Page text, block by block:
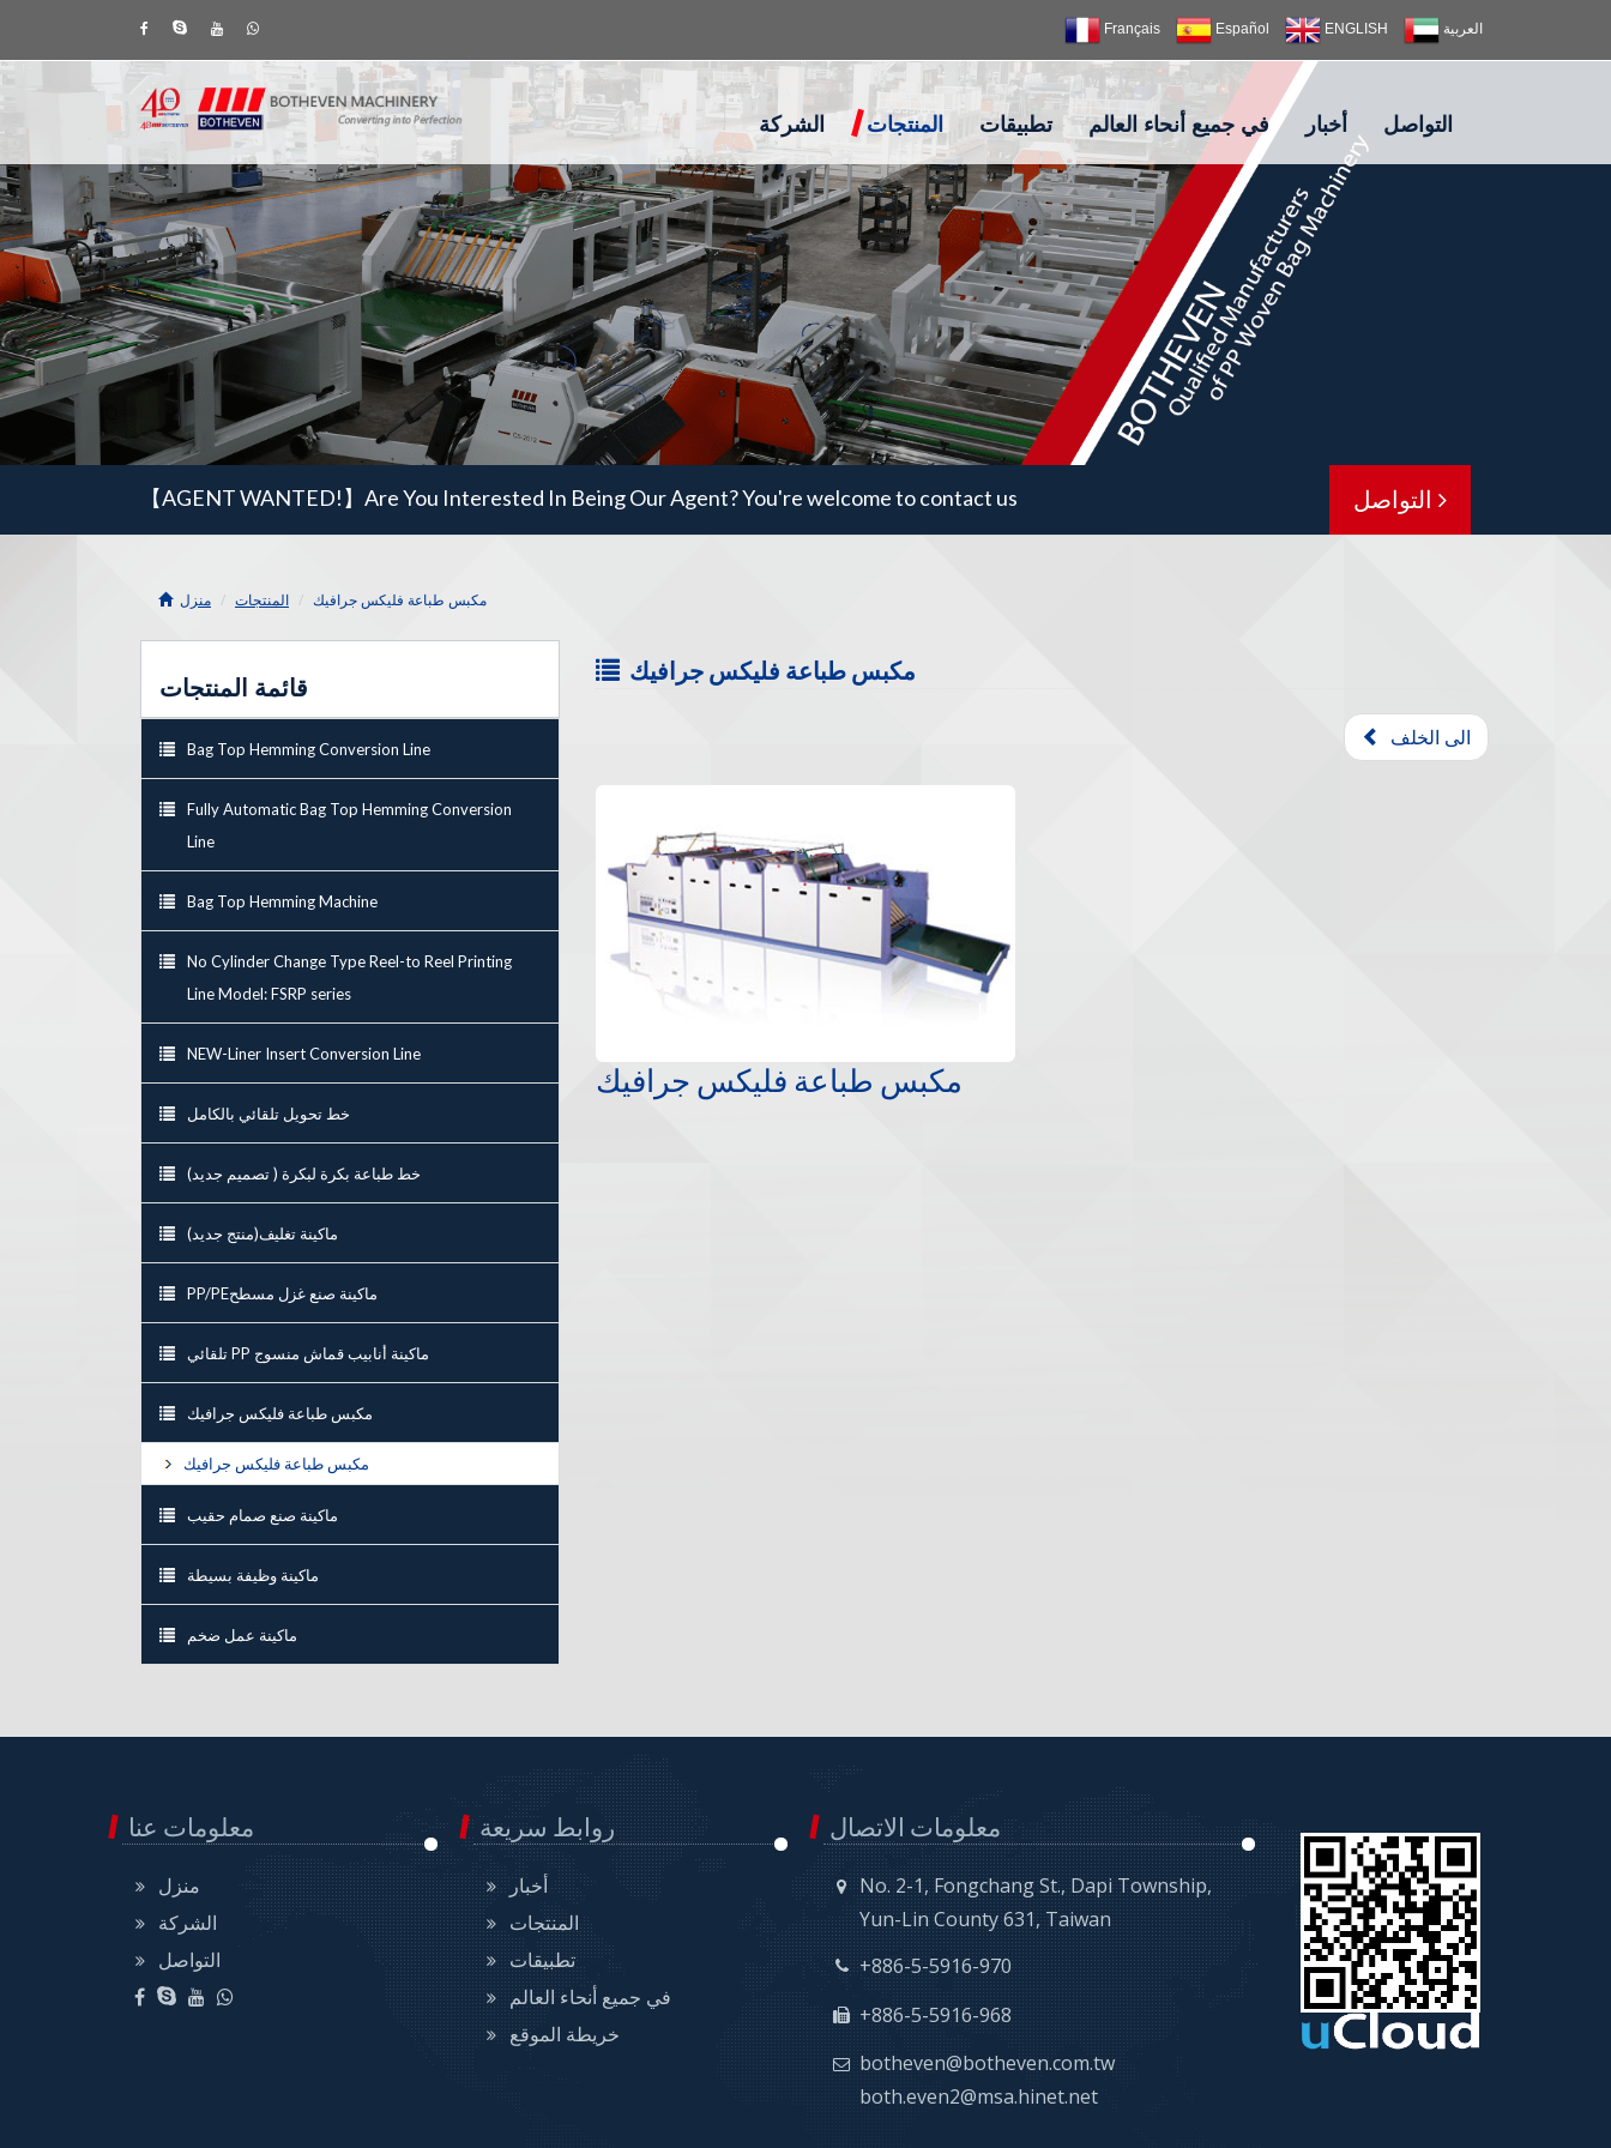
Français Español ENGLISH العربية
الشركة المنتجات تطبيقات في جميع أنحاء العالم أخبار التواصل
【AGENT WANTED!】 Are You Interested In Being Our Agent? You're welcome to contact us
منزل المنتجات مكبس طباعة فليكس جرافيك
مكبس طباعة فليكس جرافيك
الى الخلف
مكبس طباعة فليكس جرافيك
قائمة المنتجات
Bag Top Hemming Conversion Line
Fully Automatic Bag Top Hemming Conversion
Line
Bag Top Hemming Machine
No Cylinder Change Type Reel-to Reel Printing
Line Model: FSRP series
NEW-Liner Insert Conversion Line
خط تحويل تلقائي بالكامل
خط طباعة بكرة لبكرة ( تصميم جديد)
ماكينة تغليف(منتج جديد)
PP/PEماكينة صنع غزل مسطح
تلقائي PP ماكينة أنابيب قماش منسوج
مكبس طباعة فليكس جرافيك
مكبس طباعة فليكس جرافيك
ماكينة صنع صمام حقيب
ماكينة وظيفة بسيطة
ماكينة عمل ضخم
معلومات عنا
منزل
الشركة
التواصل
روابط سريعة
أخبار
المنتجات
تطبيقات
في جميع أنحاء العالم
خريطة الموقع
معلومات الاتصال
No. 2-1, Fongchang St., Dapi Township,
Yun-Lin County 631, Taiwan
+886-5-5916-970
+886-5-5916-968
botheven@botheven.com.tw
both.even2@msa.hinet.net